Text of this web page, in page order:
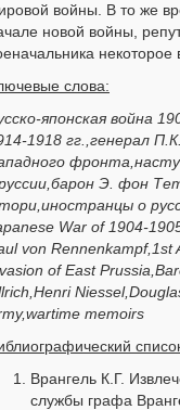
войны. В то же
новой войны,
слова:
японская война
1918 гг.,генерал
Э. фон
о
War of 1904-
von Rennenkampf,1st
of East
memoirs
Врангель К.Г.
службы графа